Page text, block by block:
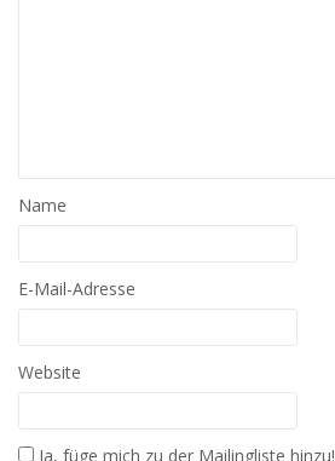
Name
E-Mail-Adresse
Website
Ja, füge mich zu der Mailingliste hinzu!